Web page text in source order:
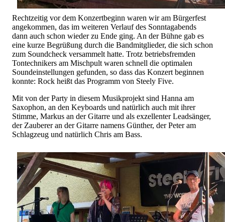
Rechtzeitig vor dem Konzertbeginn waren wir am Bürgerfest
angekommen, das im weiteren Verlauf des Sonntagabends
dann auch schon wieder zu Ende ging. An der Bühne gab es
eine kurze Begrüßung durch die Bandmitglieder, die sich schon
zum Soundcheck versammelt hatte. Trotz betriebsfremden
Tontechnikers am Mischpult waren schnell die optimalen
Soundeinstellungen gefunden, so dass das Konzert beginnen
konnte: Rock heißt das Programm von Steely Five.
Mit von der Party in diesem Musikprojekt sind Hanna am
Saxophon, an den Keyboards und natürlich auch mit ihrer
Stimme, Markus an der Gitarre und als exzellenter Leadsänger,
der Zauberer an der Gitarre namens Günther, der Peter am
Schlagzeug und natürlich Chris am Bass.